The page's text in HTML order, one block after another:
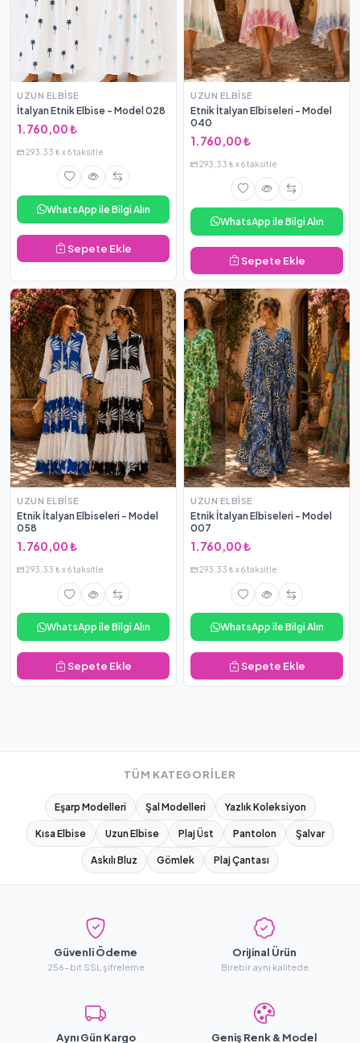
UZUN ELBISE
İtalyan Etnik Elbise - Model 028
1.760,00 ₺
293,33 ₺ x 6 taksitle
WhatsApp ile Bilgi Alın
Sepete Ekle
UZUN ELBISE
Etnik İtalyan Elbiseleri - Model
040
1.760,00 ₺
293,33 ₺ x 6 taksitle
WhatsApp ile Bilgi Alın
Sepete Ekle
UZUN ELBISE
Etnik İtalyan Elbiseleri - Model
058
1.760,00 ₺
293,33 ₺ x 6 taksitle
WhatsApp ile Bilgi Alın
Sepete Ekle
UZUN ELBISE
Etnik İtalyan Elbiseleri - Model
007
1.760,00 ₺
293,33 ₺ x 6 taksitle
WhatsApp ile Bilgi Alın
Sepete Ekle
TÜM KATEGORILER
Eşarp Modelleri Şal Modelleri Yazlık Koleksiyon
Kısa Elbise Uzun Elbise Plaj Üst Pantolon Şalvar
Askılı Bluz Gömlek Plaj Çantası
Güvenli Ödeme
256-bit SSL şifreleme
Orijinal Ürün
Birebir aynı kalitede
Aynı Gün Kargo Geniş Renk & Model